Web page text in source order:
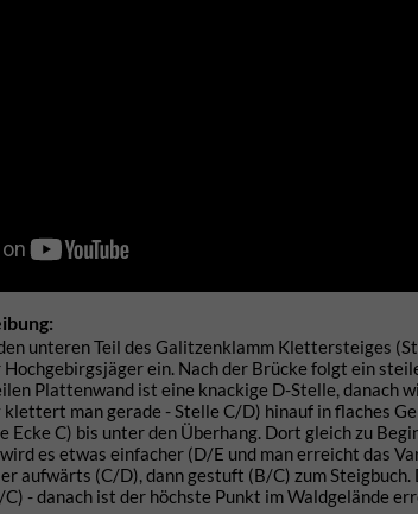
unteren Teil des Galitzenklamm Klettersteiges
ein. Nach der Brücke folgt ein
Plattenwand ist eine knackige D-Stelle, danach
man gerade - Stelle C/D) hinauf in flaches
Ecke C) bis unter den Überhang. Dort gleich zu
es etwas einfacher (D/E und man erreicht das
aufwärts (C/D), dann gestuft (B/C) zum
- danach ist der höchste Punkt im Waldgelände